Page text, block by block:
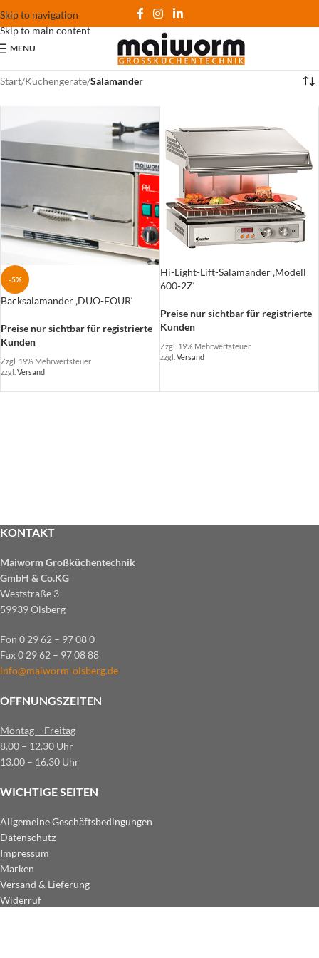
Skip to navigation
Skip to main content
MENU
Start/Küchengeräte/Salamander
-5%
Backsalamander ‚DUO-FOUR‘
Preise nur sichtbar für registrierte
Kunden
Zzgl. 19% Mehrwertsteuer
zzgl. Versand
Hi-Light-Lift-Salamander ‚Modell
600-2Z‘
Preise nur sichtbar für registrierte
Kunden
Zzgl. 19% Mehrwertsteuer
zzgl. Versand
KONTAKT
Maiworm Großküchentechnik
GmbH & Co.KG
Weststraße 3
59939 Olsberg
Fon 0 29 62 – 97 08 0
Fax 0 29 62 – 97 08 88
info@maiworm-olsberg.de
ÖFFNUNGSZEITEN
Montag – Freitag
8.00 – 12.30 Uhr
13.00 – 16.30 Uhr
WICHTIGE SEITEN
Allgemeine Geschäftsbedingungen
Datenschutz
Impressum
Marken
Versand & Lieferung
Widerruf